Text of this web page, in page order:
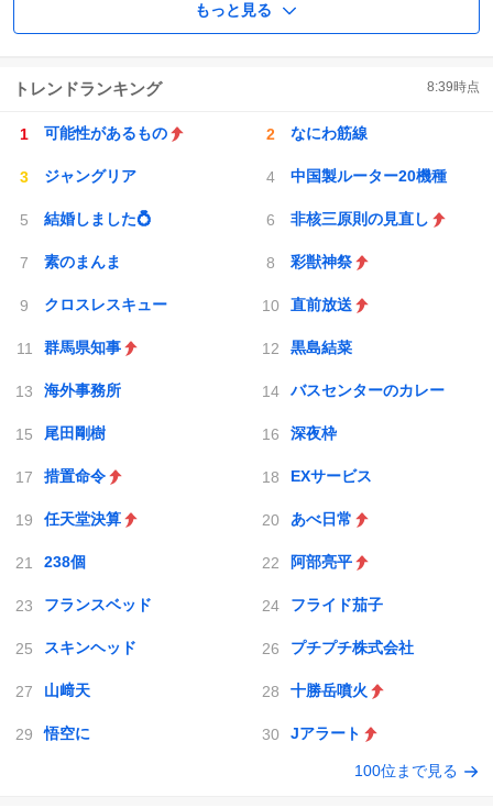
もっと見る
トレンドランキング 8:39時点
可能性があるもの なにわ筋線
ジャングリア 中国製ルーター20機種
結婚しました💍 非核三原則の見直し
素のまんま 彩獣神祭
クロスレスキュー 直前放送
群馬県知事 黒島結菜
海外事務所 バスセンターのカレー
尾田剛樹 深夜枠
措置命令 EXサービス
任天堂決算 あべ日常
238個 阿部亮平
フランスベッド フライド茄子
スキンヘッド プチプチ株式会社
山﨑天 十勝岳噴火
悟空に Jアラート
100位まで見る